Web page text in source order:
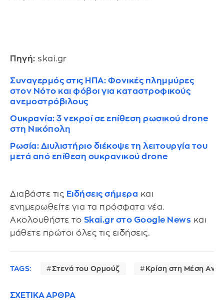
Πηγή: skai.gr
Συναγερμός στις ΗΠΑ: Φονικές πλημμύρες
στον Νότο και φόβοι για καταστροφικούς
ανεμοστρόβιλους
Ουκρανία: 3 νεκροί σε επίθεση ρωσικού drone
στη Νικόπολη
Ρωσία: Διυλιστήριο διέκοψε τη λειτουργία του
μετά από επίθεση ουκρανικού drone
Διαβάστε τις Ειδήσεις σήμερα και
ενημερωθείτε για τα πρόσφατα νέα.
Ακολουθήστε το Skai.gr στο Google News και
μάθετε πρώτοι όλες τις ειδήσεις.
TAGS: Στενά του Ορμούζ Κρίση στη Μέση
ΣΧΕΤΙΚΑ ΑΡΘΡΑ